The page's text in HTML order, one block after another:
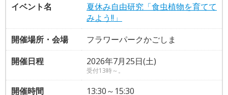
イベント名
夏休み自由研究「食虫植物を育てて
みよう!!」
開催場所・会場
フラワーパークかごしま
開催日程
2026年7月25日(土)
受付13時～。
開催時間
13:30～15:30